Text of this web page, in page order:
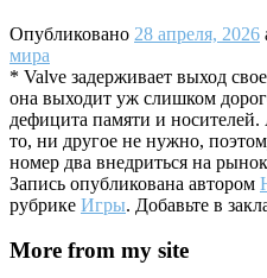
Опубликовано 28 апреля, 2026
мира
* Valve задерживает выход
она выходит уж слишком
дефицита памяти и
то, ни другое не нужно,
номер два внедриться на
Запись опубликована автором
рубрике Игры. Добавьте в
More from my site